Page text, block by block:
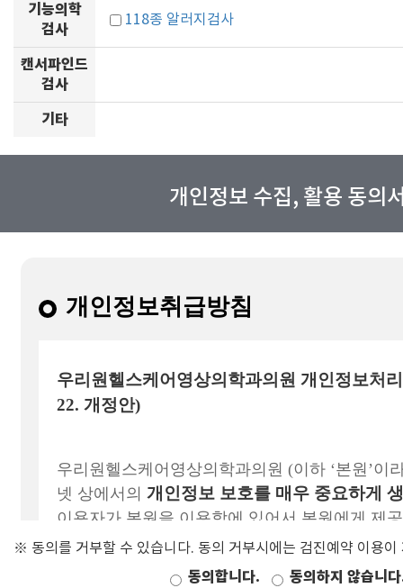
기능의학
검사
118종 알러지검사
캔서파인드
검사
기타
개인정보 수집, 활용 동의
※ 동의를 거부할 수 있습니다. 동의 거부시에는 검진예약 이용이
동의합니다. 동의하지 않습니